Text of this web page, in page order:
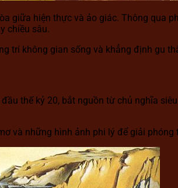
giữa hiện thực và ảo giác. Thông qua
chiều sâu.
trí không gian sống và khẳng định gu
thế kỷ 20, bắt nguồn từ chủ nghĩa
và những hình ảnh phi lý để giải